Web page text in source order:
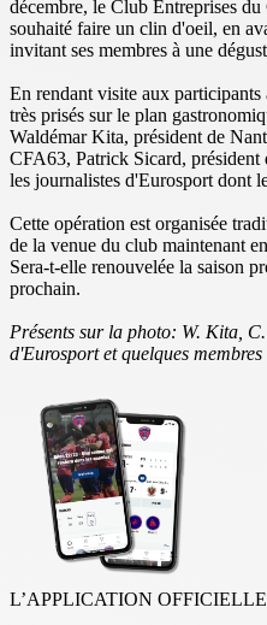
décembre, le Club Entreprises
souhaité faire un clin d'oeil, en
invitant ses membres à une
En rendant visite aux
très prisés sur le plan
Waldémar Kita, président de
CFA63, Patrick Sicard,
les journalistes d'Eurosport dont
Cette opération est organisée
de la venue du club maintenant
Sera-t-elle renouvelée la saison
prochain.
Présents sur la photo: W. Kita,
d'Eurosport et quelques
L’APPLICATION